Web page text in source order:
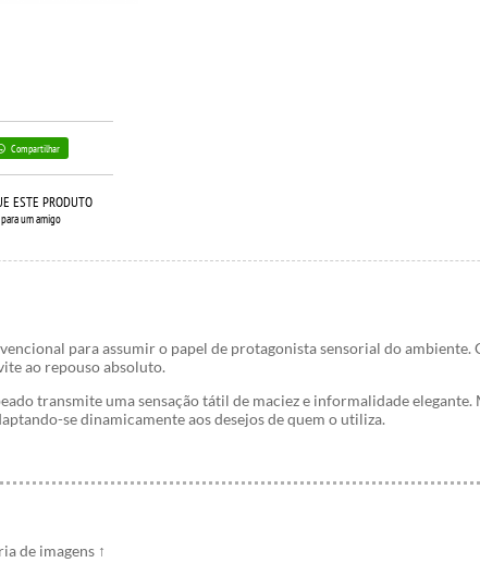
Compartilhar
ESTE PRODUTO
um amigo
para assumir o papel de protagonista sensorial do
ao repouso absoluto.
transmite uma sensação tátil de maciez e informalidade
se dinamicamente aos desejos de quem o utiliza.
de imagens ↑